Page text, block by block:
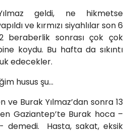
geldi, ne hikmetse
ve kırmızı siyahlılar son 6
beraberlik sonrası çok çok
koydu. Bu hafta da sıkıntı
edecekler.
husus şu…
ve Burak Yılmaz’dan sonra 13
Gaziantep’te Burak hoca –
demedi. Hasta, sakat, eksik